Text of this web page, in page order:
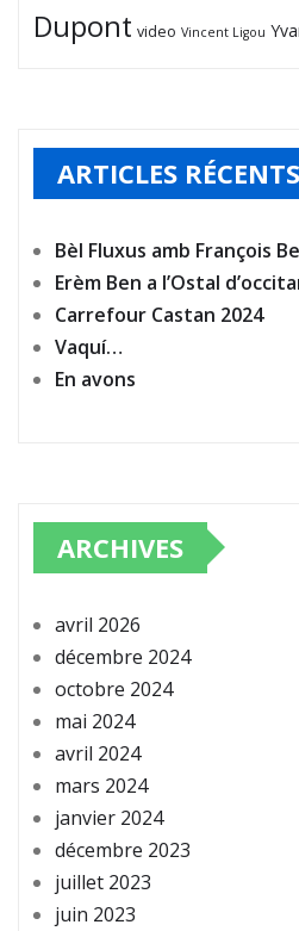
Dupont video Vincent Ligou
ARTICLES RÉCENTS
Bèl Fluxus amb François
Erèm Ben a l’Ostal
Carrefour Castan 2024
Vaquí…
En avons
ARCHIVES
avril 2026
décembre 2024
octobre 2024
mai 2024
avril 2024
mars 2024
janvier 2024
décembre 2023
juillet 2023
juin 2023